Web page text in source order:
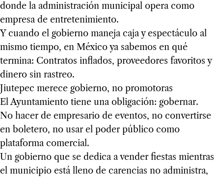
donde la administración municipal opera como
empresa de entretenimiento.
Y cuando el gobierno maneja caja y espectáculo al
mismo tiempo, en México ya sabemos en qué
termina: Contratos inflados, proveedores favoritos y
dinero sin rastreo.
Jiutepec merece gobierno, no promotoras
El Ayuntamiento tiene una obligación: gobernar.
No hacer de empresario de eventos, no convertirse
en boletero, no usar el poder público como
plataforma comercial.
Un gobierno que se dedica a vender fiestas mientras
el municipio está lleno de carencias no administra,